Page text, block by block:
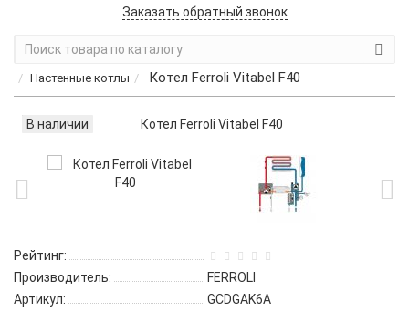
Заказать обратный звонок
Настенные котлы Котел Ferroli Vitabel F40
В наличии
Рейтинг:
Производитель:
FERROLI
Артикул:
GCDGAK6A